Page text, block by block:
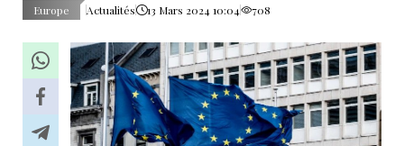
Europe Actualités 13 Mars 2024 10:04 708